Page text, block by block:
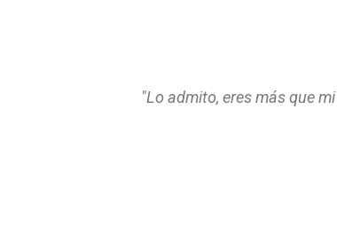
"Lo admito, eres más que